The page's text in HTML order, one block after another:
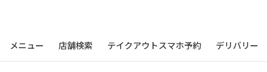
メニュー 店舗検索 テイクアウトスマホ予約 デリバリー